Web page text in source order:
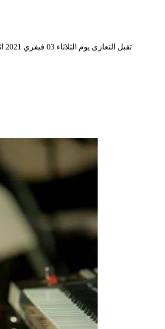
تقبل التعازي يوم الثلاثاء 03 فيفري 2021 اثر صلاة الظهر بجامع العذار 2 طريق منزل شاكر القديم صفاقس رحم الله الفقيد رحمة واسعة ورزق اهله وذويه جميل الصبر والسلوان وانا لله وانا اليه راجعون